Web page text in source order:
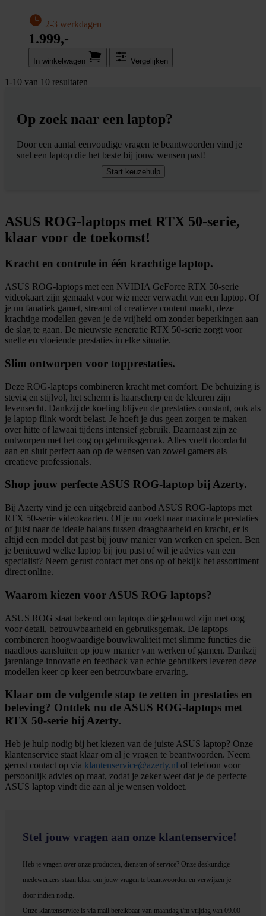
2-3 werkdagen
1.999,-
In winkel­wagen Vergelijken
1-10 van 10 resultaten
Op zoek naar een laptop?
Door een aantal eenvoudige vragen te beantwoorden vind je
snel een laptop die het beste bij jouw wensen past!
Start keuzehulp
ASUS ROG-laptops met RTX 50-serie,
klaar voor de toekomst!
Kracht en controle in één krachtige laptop.
ASUS ROG-laptops met een NVIDIA GeForce RTX 50-serie
videokaart zijn gemaakt voor wie meer verwacht van een laptop. Of
je nu fanatiek gamet, streamt of creatieve content maakt, deze
krachtige modellen geven je de vrijheid om zonder beperkingen aan
de slag te gaan. De nieuwste generatie RTX 50-serie zorgt voor
snelle en vloeiende prestaties in elke situatie.
Slim ontworpen voor topprestaties.
Deze ROG-laptops combineren kracht met comfort. De behuizing is
stevig en stijlvol, het scherm is haarscherp en de kleuren zijn
levensecht. Dankzij de koeling blijven de prestaties constant, ook als
je laptop flink wordt belast. Je hoeft je dus geen zorgen te maken
over hitte of lawaai tijdens intensief gebruik. Daarnaast zijn ze
ontworpen met het oog op gebruiksgemak. Alles voelt doordacht
aan en sluit perfect aan op de wensen van zowel gamers als
creatieve professionals.
Shop jouw perfecte ASUS ROG-laptop bij Azerty.
Bij Azerty vind je een uitgebreid aanbod ASUS ROG-laptops met
RTX 50-serie videokaarten. Of je nu zoekt naar maximale prestaties
of juist naar de ideale balans tussen draagbaarheid en kracht, er is
altijd een model dat past bij jouw manier van werken en spelen. Ben
je benieuwd welke laptop bij jou past of wil je advies van een
specialist? Neem gerust contact met ons op of bekijk het assortiment
direct online.
Waarom kiezen voor ASUS ROG laptops?
ASUS ROG staat bekend om laptops die gebouwd zijn met oog
voor detail, betrouwbaarheid en gebruiksgemak. De laptops
combineren hoogwaardige bouwkwaliteit met slimme functies die
naadloos aansluiten op jouw manier van werken of gamen. Dankzij
jarenlange innovatie en feedback van echte gebruikers leveren deze
modellen keer op keer een betrouwbare ervaring.
Klaar om de volgende stap te zetten in prestaties en
beleving? Ontdek nu de ASUS ROG-laptops met
RTX 50-serie bij Azerty.
Heb je hulp nodig bij het kiezen van de juiste ASUS laptop? Onze
klantenservice staat klaar om al je vragen te beantwoorden. Neem
gerust contact op via klantenservice@azerty.nl of telefoon voor
persoonlijk advies op maat, zodat je zeker weet dat je de perfecte
ASUS laptop vindt die aan al je wensen voldoet.
Stel jouw vragen aan onze klantenservice!
Heb je vragen over onze producten, diensten of service? Onze deskundige
medewerkers staan klaar om jouw vragen te beantwoorden en verwijzen je
door indien nodig.
Onze klantenservice is via mail bereikbaar van maandag t/m vrijdag van 09.00